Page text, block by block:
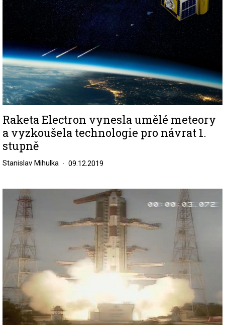
Raketa Electron vynesla umělé meteory
a vyzkoušela technologie pro návrat 1.
stupně
Stanislav Mihulka 09.12.2019
Image